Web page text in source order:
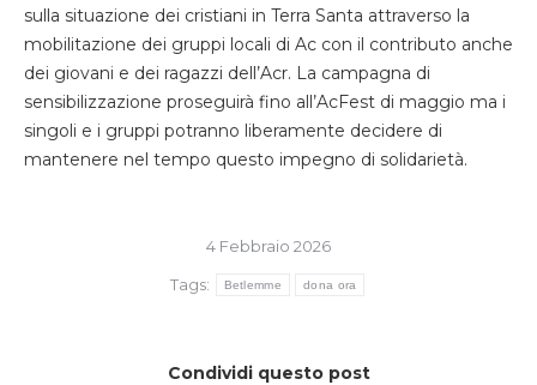
sulla situazione dei cristiani in Terra Santa attraverso la
mobilitazione dei gruppi locali di Ac con il contributo anche
dei giovani e dei ragazzi dell’Acr. La campagna di
sensibilizzazione proseguirà fino all’AcFest di maggio ma i
singoli e i gruppi potranno liberamente decidere di
mantenere nel tempo questo impegno di solidarietà.
4 Febbraio 2026
Tags:
Betlemme dona ora
Condividi questo post